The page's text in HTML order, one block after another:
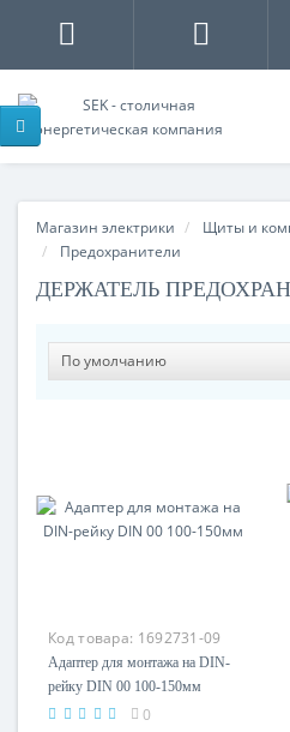
Магазин электрики
Щиты и
Предохранители
ДЕРЖАТЕЛЬ
Код товара: 1692731-09
Адаптер для монтажа на DIN-
рейку DIN 00 100-150мм
0